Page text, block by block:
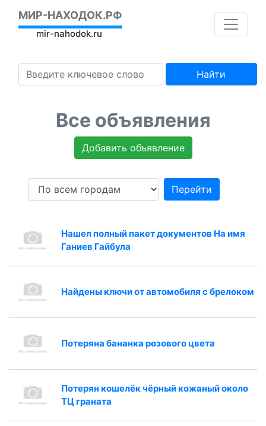
МИР-НАХОДОК.РФ
mir-nahodok.ru
Найти
Все объявления
Добавить объявление
Перейти
Нашел полный пакет документов На имя
Ганиев Гайбула
Найдены ключи от автомобиля с брелоком
Потеряна бананка розового цвета
Потерян кошелёк чёрный кожаный около
ТЦ граната